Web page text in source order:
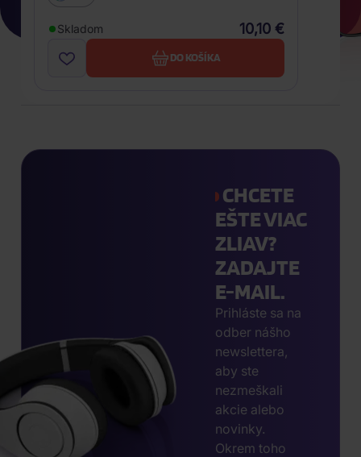
Skladom 10,10 €
DO KOŠÍKA
CHCETE
EŠTE VIAC
ZLIAV?
ZADAJTE
E-MAIL.
Prihláste sa na
odber nášho
newslettera,
aby ste
nezmeškali
akcie alebo
novinky.
Okrem toho